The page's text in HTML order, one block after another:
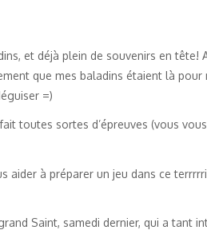
et déjà plein de souvenirs en tête!
que mes baladins étaient là
=)
toutes sortes d’épreuves (vous
à préparer un jeu dans ce
Saint, samedi dernier, qui a tant